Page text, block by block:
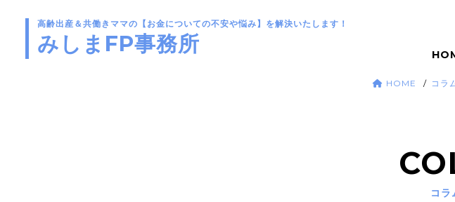
高齢出産＆共働きママの 【お金についての不安や悩み】を解決いたします！
みしまFP事務所
HOME コラ
コラ